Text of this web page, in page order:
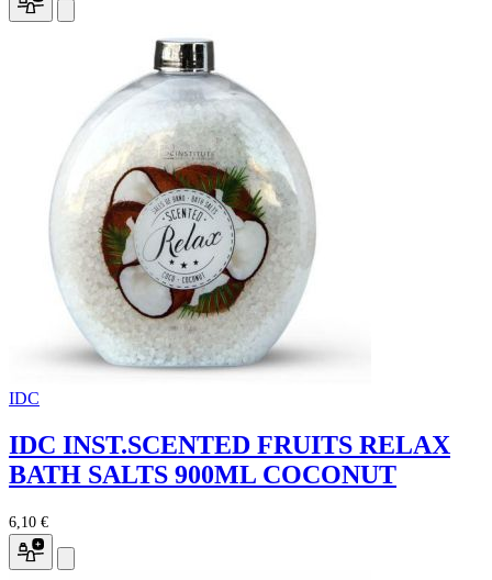
IDC
IDC INST.SCENTED FRUITS RELAX
BATH SALTS 900ML COCONUT
6,10 €